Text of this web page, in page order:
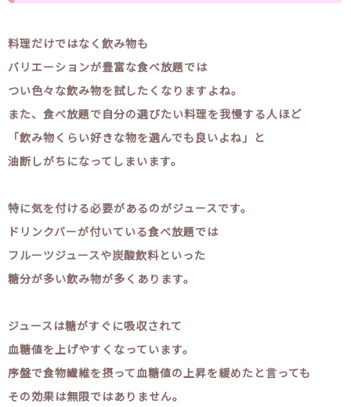
料理だけではなく飲み物も
バリエーションが豊富な食べ放題では
つい色々な飲み物を試したくなりますよね。
また、食べ放題で自分の選びたい料理を我慢する人ほど
「飲み物くらい好きな物を選んでも良いよね」と
油断しがちになってしまいます。
特に気を付ける必要があるのがジュースです。
ドリンクバーが付いている食べ放題では
フルーツジュースや炭酸飲料といった
糖分が多い飲み物が多くあります。
ジュースは糖がすぐに吸収されて
血糖値を上げやすくなっています。
序盤で食物繊維を摂って血糖値の上昇を緩めたと言っても
その効果は無限ではありません。